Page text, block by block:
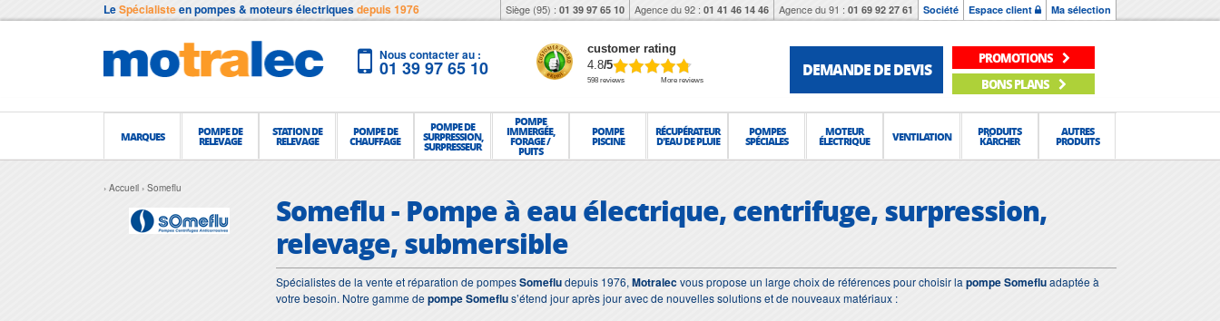
LeSpécialisteen pompes & moteurs électriquesdepuis 1976 Siège (95) : 01 39 97 65 10 Agence du 92 : 01 41 46 14 46 Agence du 91 : 01 69 92 27 61 Société Espace client Ma sélection
Nous contacter au :
01 39 97 65 10
customer rating
4.8/5
598 reviews More reviews
DEMANDE DE DEVIS
PROMOTIONS
BONS PLANS
MARQUES POMPE DE
RELEVAGE
STATION DE
RELEVAGE
POMPE DE
CHAUFFAGE
POMPE DE
SURPRESSION,
SURPRESSEUR
POMPE
IMMERGÉE,
FORAGE /
PUITS
POMPE
PISCINE
RÉCUPÉRATEUR
D'EAU DE PLUIE
POMPES
SPÉCIALES
MOTEUR
ÉLECTRIQUE VENTILATION PRODUITS
KÄRCHER
AUTRES
PRODUITS
Accueil Someflu
Someflu - Pompe à eau électrique, centrifuge, surpression,
relevage, submersible
Spécialistes de la vente et réparation de pompesSomefludepuis 1976, Motralecvous propose un large choix de références pour choisir la pompe Somefluadaptée à
votre besoin. Notre gamme depompe Someflus’étend jour après jour avec de nouvelles solutions et de nouveaux matériaux :